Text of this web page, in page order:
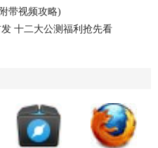
带视频攻略)
十二大公测福利抢先看